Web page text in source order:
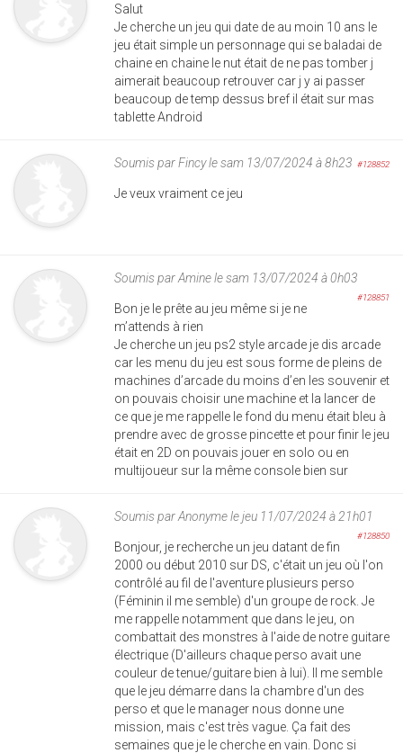
Salut
Je cherche un jeu qui date de au moin 10 ans le
jeu était simple un personnage qui se baladai de
chaine en chaine le nut était de ne pas tomber j
aimerait beaucoup retrouver car j y ai passer
beaucoup de temp dessus bref il était sur mas
tablette Android
Soumis parFincyle sam 13/07/2024 à 8h23 #128852
Je veux vraiment ce jeu
Soumis parAminele sam 13/07/2024 à 0h03
#128851
Bon je le prête au jeu même si je ne
m’attends à rien
Je cherche un jeu ps2 style arcade je dis arcade
car les menu du jeu est sous forme de pleins de
machines d’arcade du moins d’en les souvenir et
on pouvais choisir une machine et la lancer de
ce que je me rappelle le fond du menu était bleu à
prendre avec de grosse pincette et pour finir le jeu
était en 2D on pouvais jouer en solo ou en
multijoueur sur la même console bien sur
Soumis parAnonymele jeu 11/07/2024 à 21h01
#128850
Bonjour, je recherche un jeu datant de fin
2000 ou début 2010 sur DS, c'était un jeu où l'on
contrôlé au fil de l'aventure plusieurs perso
(Féminin il me semble) d'un groupe de rock. Je
me rappelle notamment que dans le jeu, on
combattait des monstres à l'aide de notre guitare
électrique (D'ailleurs chaque perso avait une
couleur de tenue/guitare bien à lui). Il me semble
que le jeu démarre dans la chambre d'un des
perso et que le manager nous donne une
mission, mais c'est très vague. Ça fait des
semaines que je le cherche en vain. Donc si